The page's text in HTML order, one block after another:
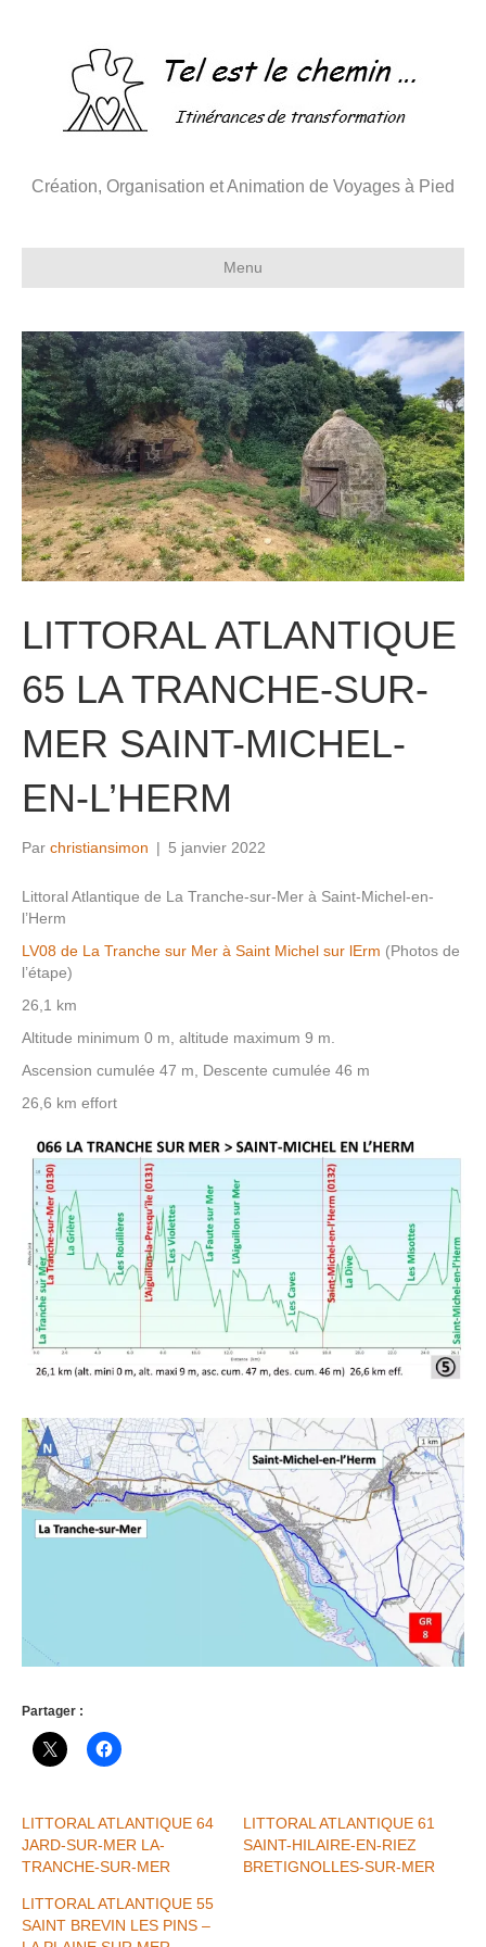
Création, Organisation et Animation de Voyages à Pied
Menu
LITTORAL ATLANTIQUE
65 LA TRANCHE-SUR-
MER SAINT-MICHEL-
EN-L’HERM
Par christiansimon | 5 janvier 2022
Littoral Atlantique de La Tranche-sur-Mer à Saint-Michel-en-
l’Herm
LV08 de La Tranche sur Mer à Saint Michel sur lErm (Photos de
l’étape)
26,1 km
Altitude minimum 0 m, altitude maximum 9 m.
Ascension cumulée 47 m, Descente cumulée 46 m
26,6 km effort
Partager :
LITTORAL ATLANTIQUE 64
JARD-SUR-MER LA-
TRANCHE-SUR-MER
LITTORAL ATLANTIQUE 61
SAINT-HILAIRE-EN-RIEZ
BRETIGNOLLES-SUR-MER
LITTORAL ATLANTIQUE 55
SAINT BREVIN LES PINS –